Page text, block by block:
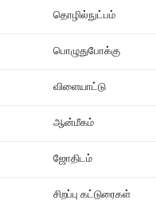
தொழில்நுட்பம்
பொழுதுபோக்கு
விளையாட்டு
ஆன்மீகம்
ஜோதிடம்
சிறப்பு கட்டுரைகள்